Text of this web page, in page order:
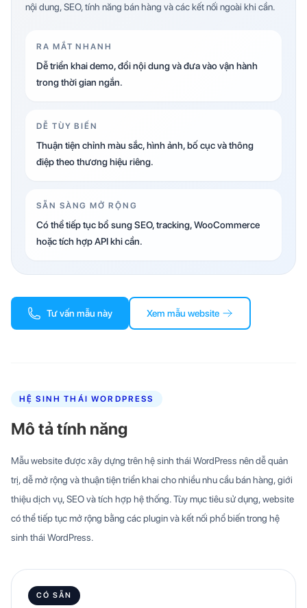
nội dung, SEO, tính năng bán hàng và các kết nối ngoài khi cần.
RA MẮT NHANH
Dễ triển khai demo, đổi nội dung và đưa vào vận hành
trong thời gian ngắn.
DỄ TÙY BIẾN
Thuận tiện chỉnh màu sắc, hình ảnh, bố cục và thông
điệp theo thương hiệu riêng.
SẴN SÀNG MỞ RỘNG
Có thể tiếp tục bổ sung SEO, tracking, WooCommerce
hoặc tích hợp API khi cần.
Tư vấn mẫu này Xem mẫu website
HỆ SINH THÁI WORDPRESS
Mô tả tính năng
Mẫu website được xây dựng trên hệ sinh thái WordPress nên dễ quản
trị, dễ mở rộng và thuận tiện triển khai cho nhiều nhu cầu bán hàng, giới
thiệu dịch vụ, SEO và tích hợp hệ thống. Tùy mục tiêu sử dụng, website
có thể tiếp tục mở rộng bằng các plugin và kết nối phổ biến trong hệ
sinh thái WordPress.
CÓ SẴN